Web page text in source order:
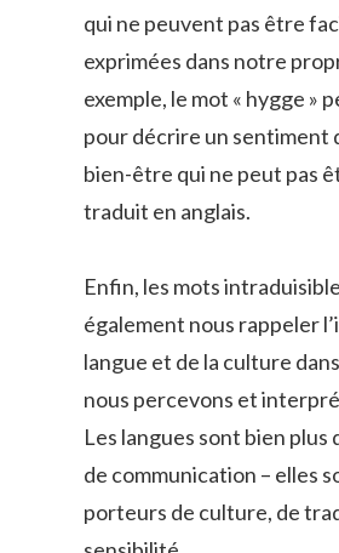
qui ne peuvent pas être
exprimées dans notre
exemple, le mot « hygge »
pour décrire un sentiment
bien-être qui ne peut pas
traduit en anglais.
Enfin, les mots
également nous rappeler
langue et de la culture
nous percevons et
Les langues sont bien plus
de communication – elles
porteurs de culture, de